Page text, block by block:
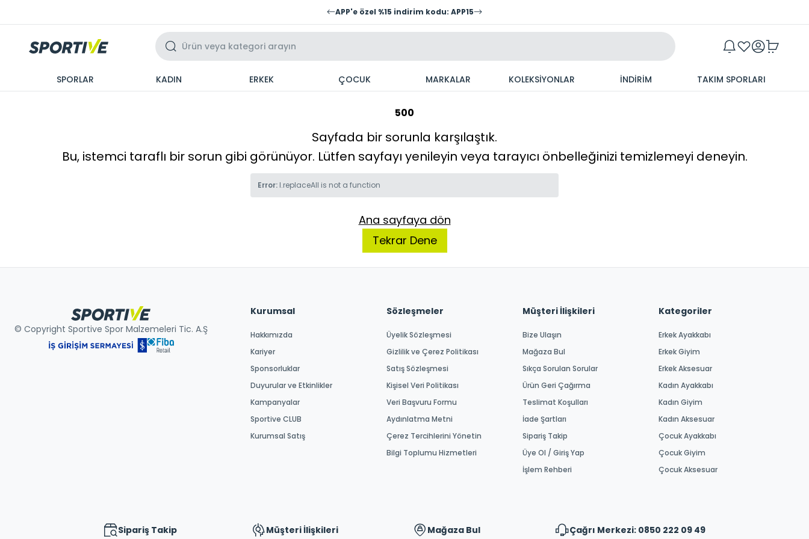
APP'e özel %15 indirim kodu: APP15
SPORLAR KADIN ERKEK ÇOCUK MARKALAR KOLEKSİYONLAR İNDİRİM TAKIM SPORLARI
500
Sayfada bir sorunla karşılaştık.
Bu, istemci taraflı bir sorun gibi görünüyor. Lütfen sayfayı yenileyin veya tarayıcı önbelleğinizi temizlemeyi deneyin.
Error: l.replaceAll is not a function
Ana sayfaya dön
Tekrar Dene
© Copyright Sportive Spor Malzemeleri Tic. A.Ş
Kurumsal
Hakkımızda
Kariyer
Sponsorluklar
Duyurular ve Etkinlikler
Kampanyalar
Sportive CLUB
Kurumsal Satış
Sözleşmeler
Üyelik Sözleşmesi
Gizlilik ve Çerez Politikası
Satış Sözleşmesi
Kişisel Veri Politikası
Veri Başvuru Formu
Aydınlatma Metni
Çerez Tercihlerini Yönetin
Bilgi Toplumu Hizmetleri
Müşteri İlişkileri
Bize Ulaşın
Mağaza Bul
Sıkça Sorulan Sorular
Ürün Geri Çağırma
Teslimat Koşulları
İade Şartları
Sipariş Takip
Üye Ol / Giriş Yap
İşlem Rehberi
Kategoriler
Erkek Ayakkabı
Erkek Giyim
Erkek Aksesuar
Kadın Ayakkabı
Kadın Giyim
Kadın Aksesuar
Çocuk Ayakkabı
Çocuk Giyim
Çocuk Aksesuar
Sipariş Takip Müşteri İlişkileri Mağaza Bul Çağrı Merkezi: 0850 222 09 49